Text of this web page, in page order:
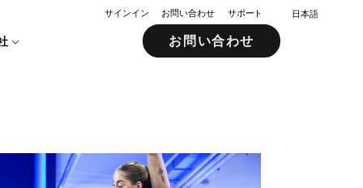
サインイン お問い合わせ サポート 日本語
お問い合わせ